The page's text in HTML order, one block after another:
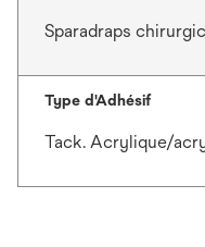
Sparadraps
Type d'Adhésif
Tack. Acrylique/